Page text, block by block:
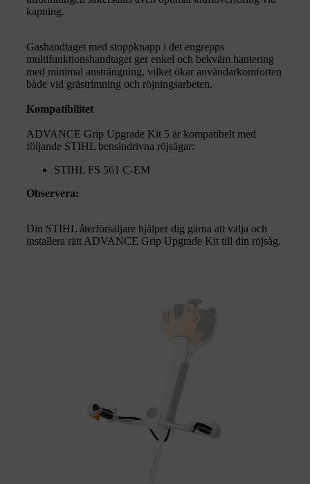
kapning.
Gashandtaget med stoppknapp i det engrepps
multifunktionshandtaget ger enkel och bekväm hantering
med minimal ansträngning, vilket ökar användarkomforten
både vid grästrimning och röjningsarbeten.
Kompatibilitet
ADVANCE Grip Upgrade Kit 5 är kompatibelt med
följande STIHL bensindrivna röjsågar:
STIHL FS 561 C-EM
Observera:
Din STIHL återförsäljare hjälper dig gärna att välja och
installera rätt ADVANCE Grip Upgrade Kit till din röjsåg.